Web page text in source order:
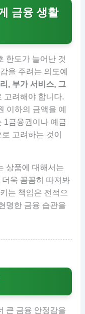
금융 생활
한도가 늘어난 것
을 주려는 의도예
, 부가 서비스, 그
고려해야 합니다.
이하의 금액을 예
1금융권이나 예금
고려하는 것이
상품에 대해서는
욱 꼼꼼히 따져봐
는 책임은 전적으
명한 금융 습관을
큰 금융 안정감을